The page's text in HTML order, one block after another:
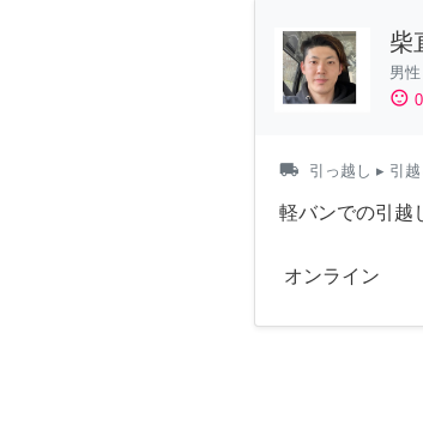
柴
男性
sentiment_satisfied 0
local_shipping 引っ越し ▸ 引
軽バンでの引越
オンライン